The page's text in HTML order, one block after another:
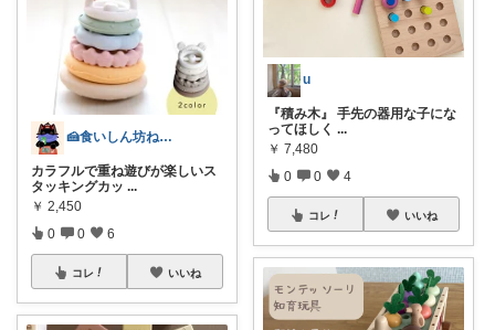
🍰食いしん坊ねっこ🍩毎日タロット占い
カラフルで重ね遊びが楽しいス
タッキングカッ ...
￥ 2,450
0 0 6
コレ いいね
u
『積み木』 手先の器用な子にな
ってほしく ...
￥ 7,480
0 0 4
コレ いいね